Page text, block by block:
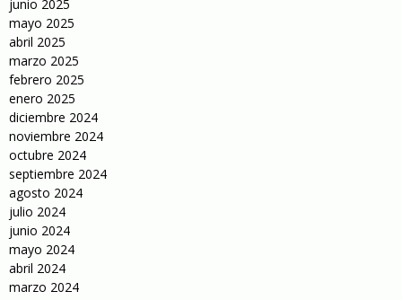
junio 2025
mayo 2025
abril 2025
marzo 2025
febrero 2025
enero 2025
diciembre 2024
noviembre 2024
octubre 2024
septiembre 2024
agosto 2024
julio 2024
junio 2024
mayo 2024
abril 2024
marzo 2024